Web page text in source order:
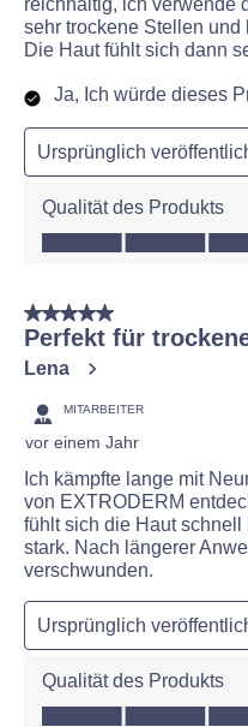
reichhaltig, ich verwende
sehr trockene Stellen
Die Haut fühlt sich dann
Ja, Ich würde dieses
Ursprünglich
Qualität des Produkts
Qualität des Produkts,
5 von 5 Sternen.
Perfekt für
Lena
MITARBEITER
vor einem Jahr
Ich kämpfte lange mit
von EXTRODERM
fühlt sich die Haut
stark. Nach längerer
verschwunden.
Ursprünglich
Qualität des Produkts
Qualität des Produkts,